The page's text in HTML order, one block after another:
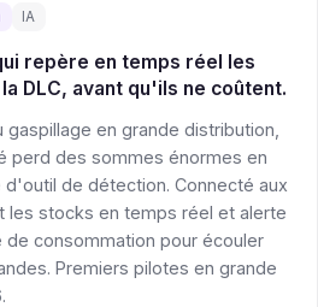
IA
repère en temps réel les
DLC, avant qu'ils ne coûtent.
en grande distribution,
perd des sommes énormes en
de détection. Connecté aux
les stocks en temps réel et alerte
de consommation pour écouler
Premiers pilotes en grande